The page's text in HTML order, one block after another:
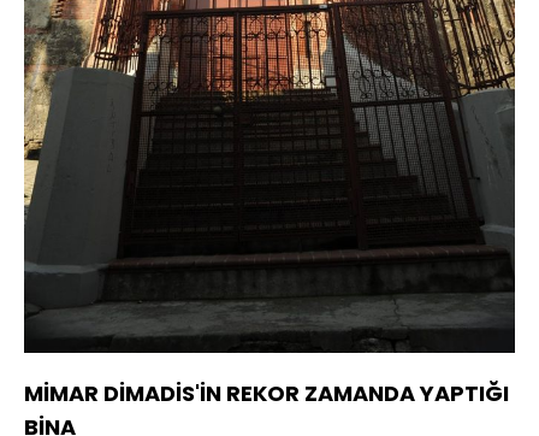
MİMAR DİMADİS'İN REKOR ZAMANDA YAPTIĞI
BİNA